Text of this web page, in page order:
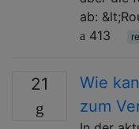
ab:
413
21
Wie
zum